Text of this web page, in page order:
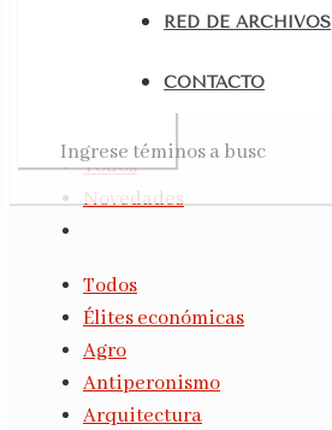
RED DE ARCHIVOS
CONTACTO
Categorías
Autores
Todos
Novedades
Todos
Élites económicas
Agro
Antiperonismo
Arquitectura